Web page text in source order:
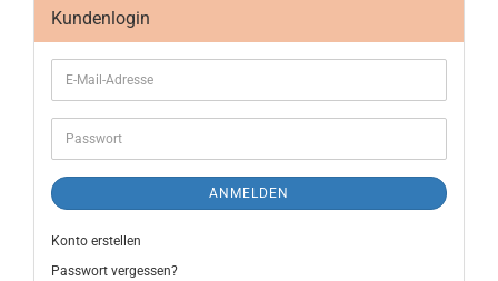
Kundenlogin
ANMELDEN
Konto erstellen
Passwort vergessen?